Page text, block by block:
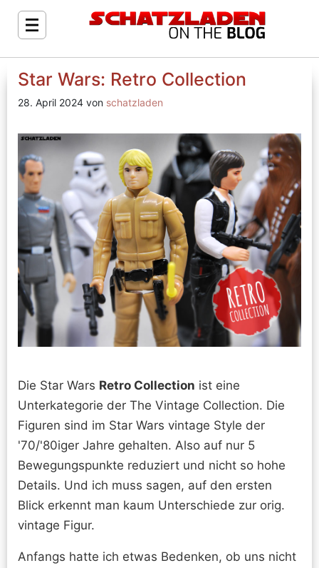
Star Wars: Retro Collection
28. April 2024 von schatzladen
Die Star Wars Retro Collection ist eine
Unterkategorie der The Vintage Collection. Die
Figuren sind im Star Wars vintage Style der
'70/'80iger Jahre gehalten. Also auf nur 5
Bewegungspunkte reduziert und nicht so hohe
Details. Und ich muss sagen, auf den ersten
Blick erkennt man kaum Unterschiede zur orig.
vintage Figur.
Anfangs hatte ich etwas Bedenken, ob uns nicht